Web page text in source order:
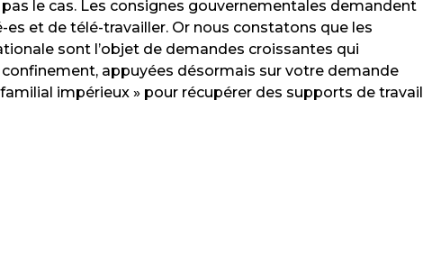
le cas. Les consignes gouvernementales demandent
et de télé-travailler. Or nous constatons que les
sont l’objet de demandes croissantes qui
appuyées désormais sur votre demande
impérieux » pour récupérer des supports de travail